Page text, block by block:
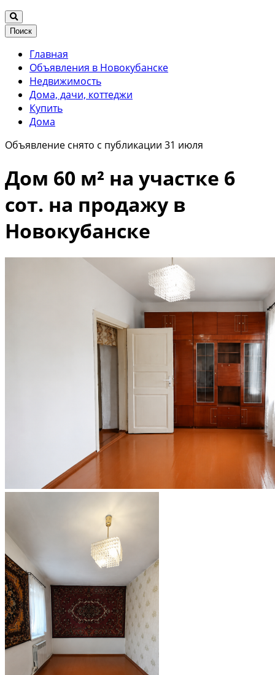
Поиск
Главная
Объявления в Новокубанске
Недвижимость
Дома, дачи, коттеджи
Купить
Дома
Объявление снято с публикации 31 июля
Дом 60 м² на участке 6
сот. на продажу в
Новокубанске